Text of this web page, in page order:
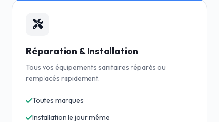
Réparation & Installation
Tous vos équipements sanitaires réparés ou
remplacés rapidement.
Toutes marques
Installation le jour même